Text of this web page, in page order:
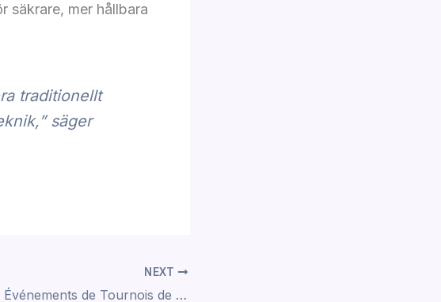
säkrare, mer hållbara
traditionellt
säger
NEXT
Les Événements de Tournois de slotuna casino à Venir